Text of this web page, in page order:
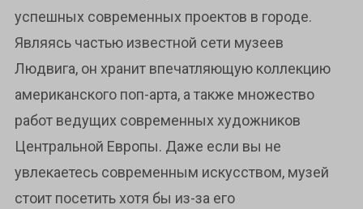
успешных современных проектов в городе.
Являясь частью известной сети музеев
Людвига, он хранит впечатляющую коллекцию
американского поп-арта, а также множество
работ ведущих современных художников
Центральной Европы. Даже если вы не
увлекаетесь современным искусством, музей
стоит посетить хотя бы из-за его